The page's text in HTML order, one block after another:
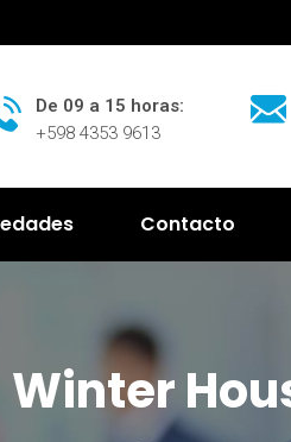
De 09 a 15 horas:
+598 4353 9613
Contacto
Winter